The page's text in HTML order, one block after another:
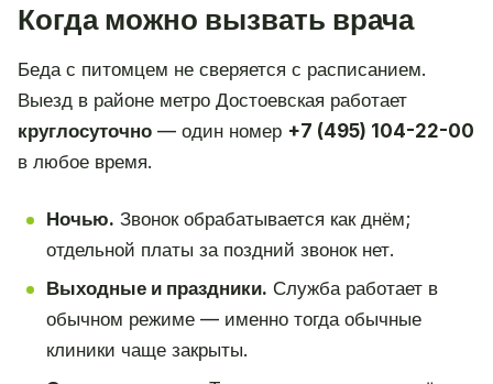
Когда можно вызвать врача
Беда с питомцем не сверяется с расписанием.
Выезд в районе метро Достоевская работает
круглосуточно — один номер +7 (495) 104-22-00
в любое время.
Ночью. Звонок обрабатывается как днём;
отдельной платы за поздний звонок нет.
Выходные и праздники. Служба работает в
обычном режиме — именно тогда обычные
клиники чаще закрыты.